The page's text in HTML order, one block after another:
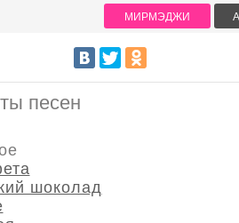
песен
шоколад
МИРМЭДЖИ